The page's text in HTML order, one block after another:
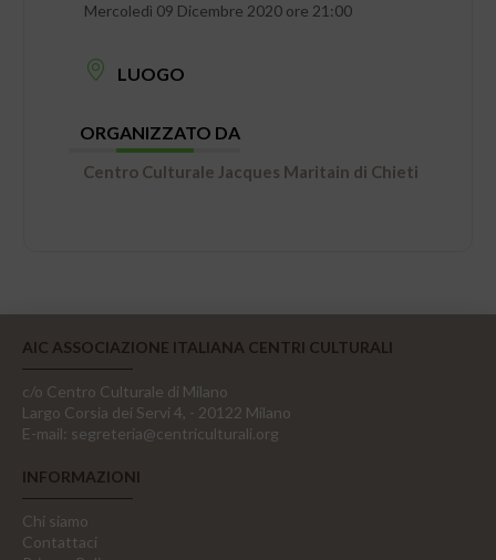
Mercoledì 09 Dicembre 2020 ore 21:00
LUOGO
ORGANIZZATO DA
Centro Culturale Jacques Maritain di Chieti
AIC ASSOCIAZIONE ITALIANA CENTRI CULTURALI
c/o Centro Culturale di Milano
Largo Corsia dei Servi 4, - 20122 Milano
E-mail: segreteria@centriculturali.org
INFORMAZIONI
Chi siamo
Contattaci